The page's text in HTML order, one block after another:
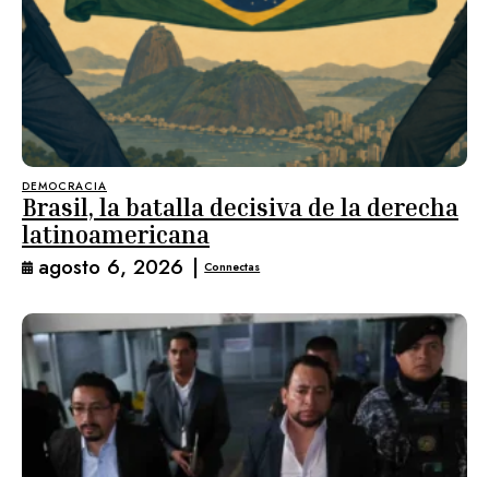
DEMOCRACIA
Brasil, la batalla decisiva de la derecha
latinoamericana
agosto 6, 2026 | Connectas